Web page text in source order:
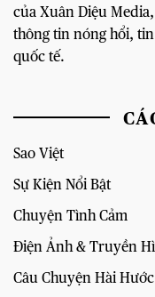
của Xuân Diệu
thông tin nóng hổi,
quốc tế.
Sao Việt
Sự Kiện Nổi Bật
Chuyện Tình Cảm
Điện Ảnh & Truyền
Câu Chuyện Hài Hước